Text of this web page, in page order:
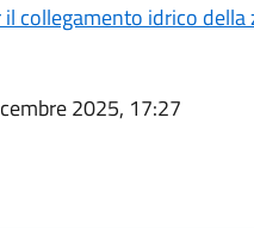
il collegamento idrico della
2025, 17:27